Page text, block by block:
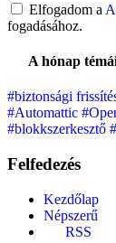
Elfogadom a
fogadásához.
A hónap
#biztonsági
#Automattic
#blokkszerkesztő
Felfedezés
Kezdőlap
Népszerű
RSS